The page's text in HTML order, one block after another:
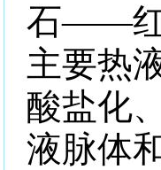
石——红
主要热
酸盐化
液脉体